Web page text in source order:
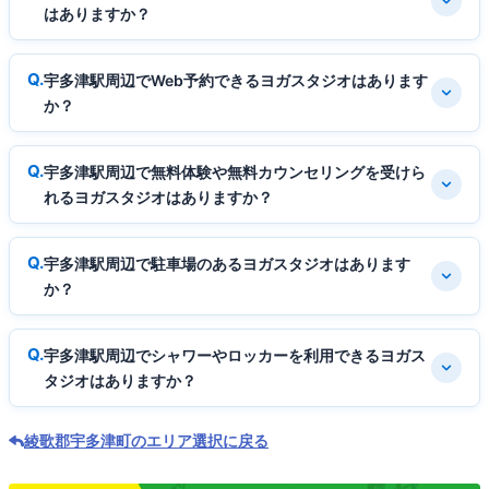
はありますか？
宇多津駅周辺でWeb予約できるヨガスタジオはあります
か？
宇多津駅周辺で無料体験や無料カウンセリングを受けら
れるヨガスタジオはありますか？
宇多津駅周辺で駐車場のあるヨガスタジオはあります
か？
宇多津駅周辺でシャワーやロッカーを利用できるヨガス
タジオはありますか？
綾歌郡宇多津町のエリア選択に戻る